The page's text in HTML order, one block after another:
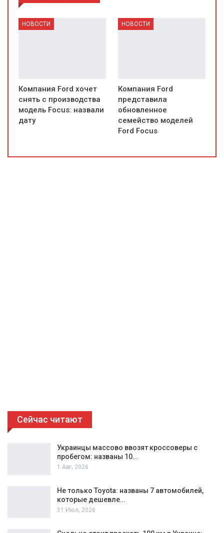
НОВОСТИ
Компания Ford хочет
снять с производства
модель Focus: назвали
дату
НОВОСТИ
Компания Ford
представила
обновленное
семейство моделей
Ford Focus
Сейчас читают
Украинцы массово ввозят кроссоверы с
пробегом: названы 10…
1 Авг, 2026
Не только Toyota: названы 7 автомобилей,
которые дешевле…
31 Июл, 2026